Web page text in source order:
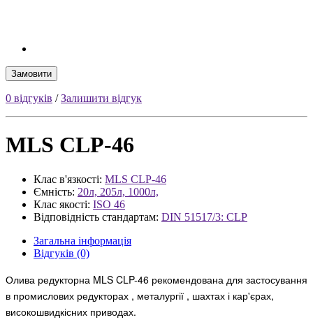
Замовити
0 відгуків /Залишити відгук
MLS CLP-46
Клас в'язкості: MLS CLP-46
Ємність: 20л, 205л, 1000л,
Клас якості: ISO 46
Відповідність стандартам: DIN 51517/3: CLP
Загальна інформація
Відгуків (0)
Олива редукторна MLS CLP-46 рекомендована для застосування
в промислових редукторах , металургії , шахтах і кар'єрах,
високошвидкісних приводах.